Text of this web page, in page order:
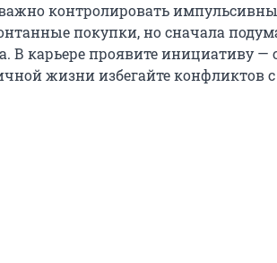
контролировать
покупки, но сначала
В карьере проявите инициативу —
жизни избегайте конфликтов